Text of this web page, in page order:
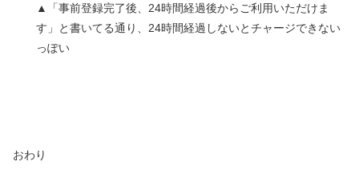
▲「事前登録完了後、24時間経過後からご利用いただけま
す」と書いてる通り、24時間経過しないとチャージできない
っぽい
おわり